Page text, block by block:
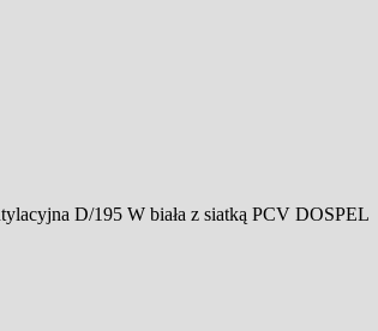
D/195 W biała z siatką PCV DOSPEL